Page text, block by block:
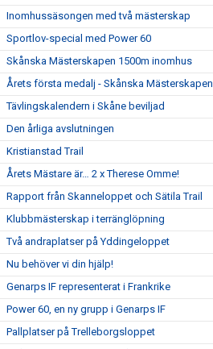
Inomhussäsongen med två mästerskap
Sportlov-special med Power 60
Skånska Mästerskapen 1500m inomhus
Årets första medalj - Skånska Mästerskapen
Tävlingskalendern i Skåne beviljad
Den årliga avslutningen
Kristianstad Trail
Årets Mästare är… 2 x Therese Omme!
Rapport från Skanneloppet och Sätila Trail
Klubbmästerskap i terränglöpning
Två andraplatser på Yddingeloppet
Nu behöver vi din hjälp!
Genarps IF representerat i Frankrike
Power 60, en ny grupp i Genarps IF
Pallplatser på Trelleborgsloppet